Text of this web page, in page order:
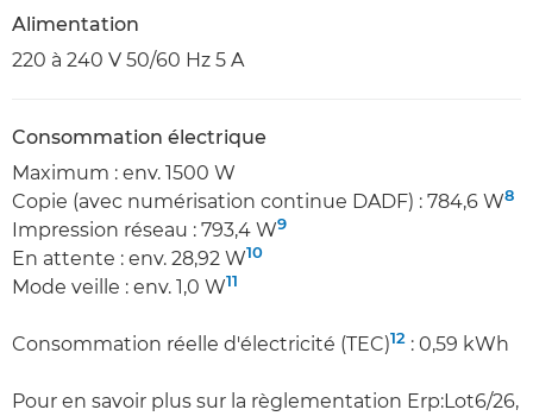
Alimentation
220 à 240 V 50/60 Hz 5 A
Consommation électrique
Maximum : env. 1500 W
Copie (avec numérisation continue DADF) : 784,6 W8
Impression réseau : 793,4 W9
En attente : env. 28,92 W10
Mode veille : env. 1,0 W11
Consommation réelle d'électricité (TEC)12 : 0,59 kWh
Pour en savoir plus sur la règlementation Erp:Lot6/26,